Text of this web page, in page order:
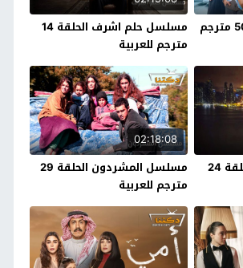
مسلسل بهار الحلقة 50 مترجم
مسلسل حلم اشرف الحلقة 14
مترجم للعربية
مسلسل دين الروح الحلقة 24
02:18:08
مسلسل المشردون الحلقة 29
مترجم للعربية